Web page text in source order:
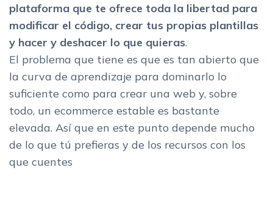
plataforma que te ofrece toda la libertad para
modificar el código, crear tus propias plantillas
y hacer y deshacer lo que quieras.
El problema que tiene es que es tan abierto que
la curva de aprendizaje para dominarlo lo
suficiente como para crear una web y, sobre
todo, un ecommerce estable es bastante
elevada. Así que en este punto depende mucho
de lo que tú prefieras y de los recursos con los
que cuentes